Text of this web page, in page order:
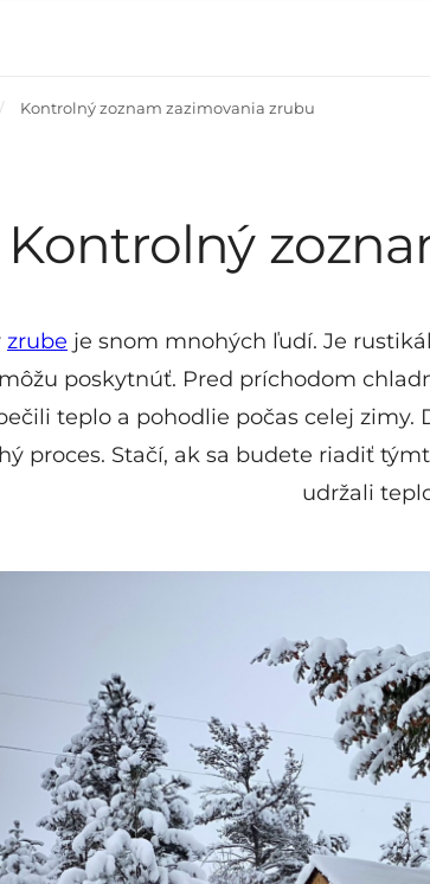
Kontrolný zoznam zazimovania zrubu
Kontrolný
zrube je snom mnohých ľudí. Je
poskytnúť. Pred príchodom
teplo a pohodlie počas celej
proces. Stačí, ak sa budete riadiť
udržali